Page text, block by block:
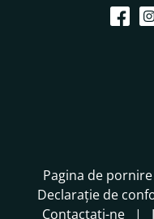
Pagina de pornire
Declarație de
Contactați-ne